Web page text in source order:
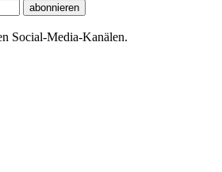
abonnieren
Social-Media-Kanälen.